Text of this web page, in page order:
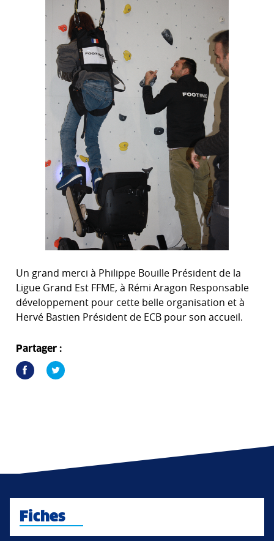
Un grand merci à Philippe Bouille Président de la
Ligue Grand Est FFME, à Rémi Aragon Responsable
développement pour cette belle organisation et à
Hervé Bastien Président de ECB pour son accueil.
Partager :
Fiches